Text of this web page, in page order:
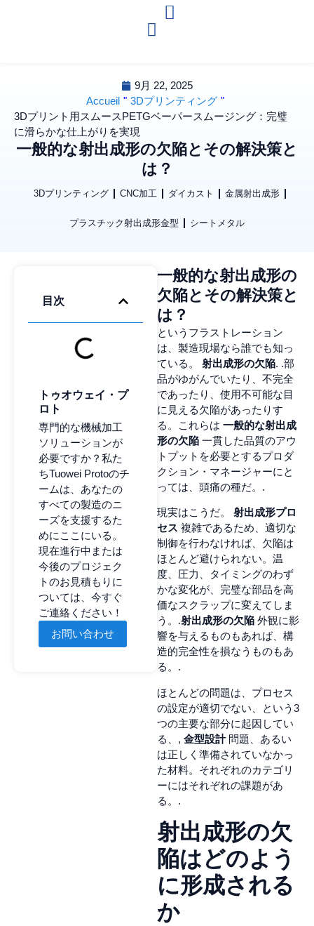
9月 22, 2025
Accueil " 3Dプリンティング "
3Dプリント用スムースPETGベーパースムージング：完璧
に滑らかな仕上がりを実現
一般的な射出成形の欠陥とその解決策と
は？
3Dプリンティング CNC加工 ダイカスト 金属射出成形
プラスチック射出成形金型 シートメタル
目次
トゥオウェイ・プ
ロト
専門的な機械加工
ソリューションが
必要ですか？私た
ちTuowei Protoのチ
ームは、あなたの
すべての製造のニ
ーズを支援するた
めにここにいる。
現在進行中または
今後のプロジェク
トのお見積もりに
ついては、今すぐ
ご連絡ください！
お問い合わせ
一般的な射出成形の
欠陥とその解決策と
は？
というフラストレーション
は、製造現場なら誰でも知っ
ている。 射出成形の欠陥. .部
品がゆがんでいたり、不完全
であったり、使用不可能な目
に見える欠陥があったりす
る。これらは 一般的な射出成
形の欠陥 一貫した品質のアウ
トプットを必要とするプロダ
クション・マネージャーにと
っては、頭痛の種だ。.
現実はこうだ。 射出成形プロ
セス 複雑であるため、適切な
制御を行わなければ、欠陥は
ほとんど避けられない。温
度、圧力、タイミングのわず
かな変化が、完璧な部品を高
価なスクラップに変えてしま
う。.射出成形の欠陥 外観に影
響を与えるものもあれば、構
造的完全性を損なうものもあ
る。.
ほとんどの問題は、プロセス
の設定が適切でない、という3
つの主要な部分に起因してい
る、, 金型設計問題、あるい
は正しく準備されていなかっ
た材料。それぞれのカテゴリ
ーにはそれぞれの課題があ
る。.
射出成形の欠
陥はどのよう
に形成される
か